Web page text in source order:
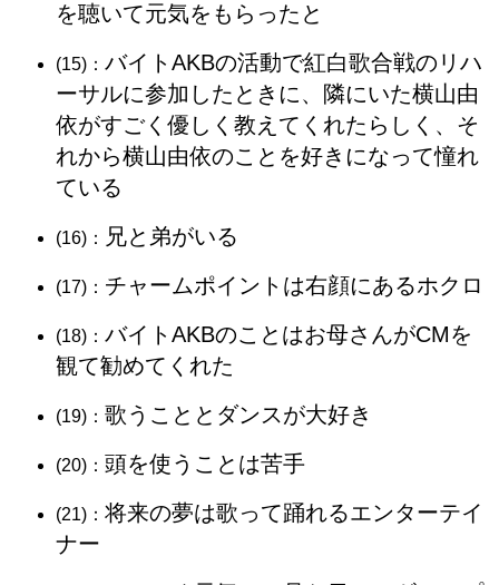
を聴いて元気をもらったと
(15)： バイトAKBの活動で紅白歌合戦のリハ
ーサルに参加したときに、隣にいた横山由
依がすごく優しく教えてくれたらしく、そ
れから横山由依のことを好きになって憧れ
ている
(16)： 兄と弟がいる
(17)： チャームポイントは右顔にあるホクロ
(18)： バイトAKBのことはお母さんがCMを
観て勧めてくれた
(19)： 歌うこととダンスが大好き
(20)： 頭を使うことは苦手
(21)： 将来の夢は歌って踊れるエンターテイ
ナー